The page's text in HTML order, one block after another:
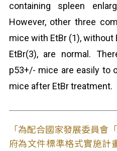
containing spleen
However, other three
mice with EtBr (1),
EtBr(3), are normal.
p53+/- mice are easily to
mice after EtBr treatment.
「為配合國家發展委員會
府為文件標準格式實施計